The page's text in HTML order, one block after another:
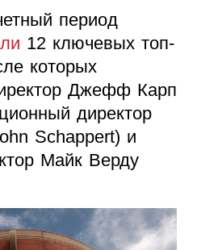
период
12 ключевых топ-
которых
Джефф Карп
директор
Schappert) и
Майк Верду